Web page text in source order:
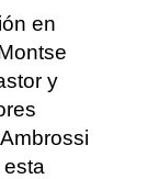
en
y
esta